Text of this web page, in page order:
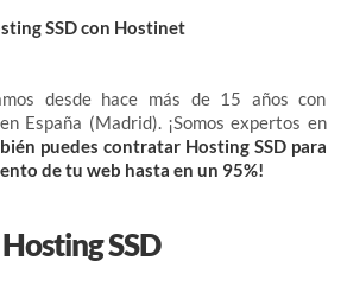
SSD con Hostinet
desde hace más de 15 años con
España (Madrid). ¡Somos expertos en
puedes contratar Hosting SSD para
de tu web hasta en un 95%!
Hosting SSD